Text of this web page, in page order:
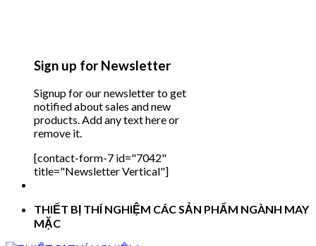
Sign up for Newsletter
Signup for our newsletter to get
notified about sales and new
products. Add any text here or
remove it.
[contact-form-7 id="7042"
title="Newsletter Vertical"]
THIẾT BỊ THÍ NGHIỆM CÁC SẢN PHẨM NGÀNH MAY
MẶC